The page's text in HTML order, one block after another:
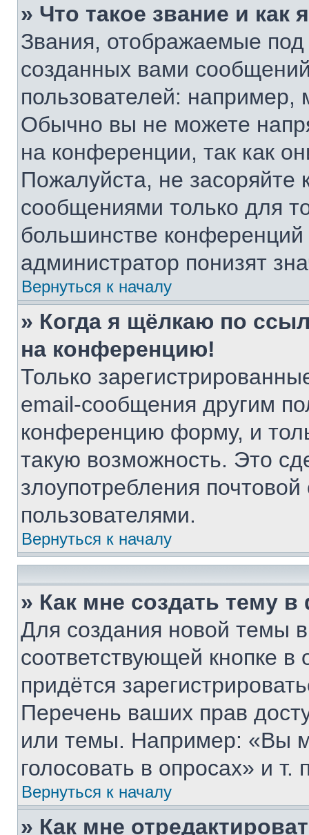
» Что такое звание и как
Звания, отображаемые
созданных вами
пользователей: например,
Обычно вы не можете
на конференции, так как
Пожалуйста, не
сообщениями только для
большинстве
администратор понизят
Вернуться к началу
» Когда я щёлкаю по
на конференцию!
Только
email-сообщения другим
конференцию форму, и
такую возможность. Это
злоупотребления
пользователями.
Вернуться к началу
» Как мне создать тему
Для создания новой темы
соответствующей кнопке
придётся
Перечень ваших прав
или темы. Например: «Вы
голосовать в опросах» и т.
Вернуться к началу
» Как мне